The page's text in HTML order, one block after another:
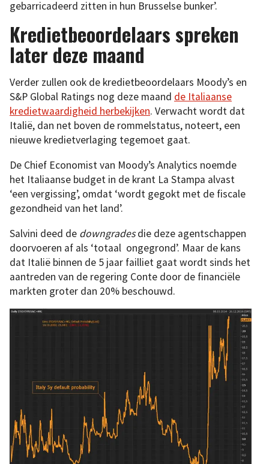
gebarricadeerd zitten in hun Brusselse bunker’.
Kredietbeoordelaars spreken
later deze maand
Verder zullen ook de kredietbeoordelaars Moody’s en
S&P Global Ratings nog deze maand de Italiaanse
kredietwaardigheid herbekijken. Verwacht wordt dat
Italië, dan net boven de rommelstatus, noteert, een
nieuwe kredietverlaging tegemoet gaat.
De Chief Economist van Moody’s Analytics noemde
het Italiaanse budget in de krant La Stampa alvast
‘een vergissing’, omdat ‘wordt gegokt met de fiscale
gezondheid van het land’.
Salvini deed de downgradesdie deze agentschappen
doorvoeren af als ‘totaal ongegrond’. Maar de kans
dat Italië binnen de 5 jaar failliet gaat wordt sinds het
aantreden van de regering Conte door de financiële
markten groter dan 20% beschouwd.